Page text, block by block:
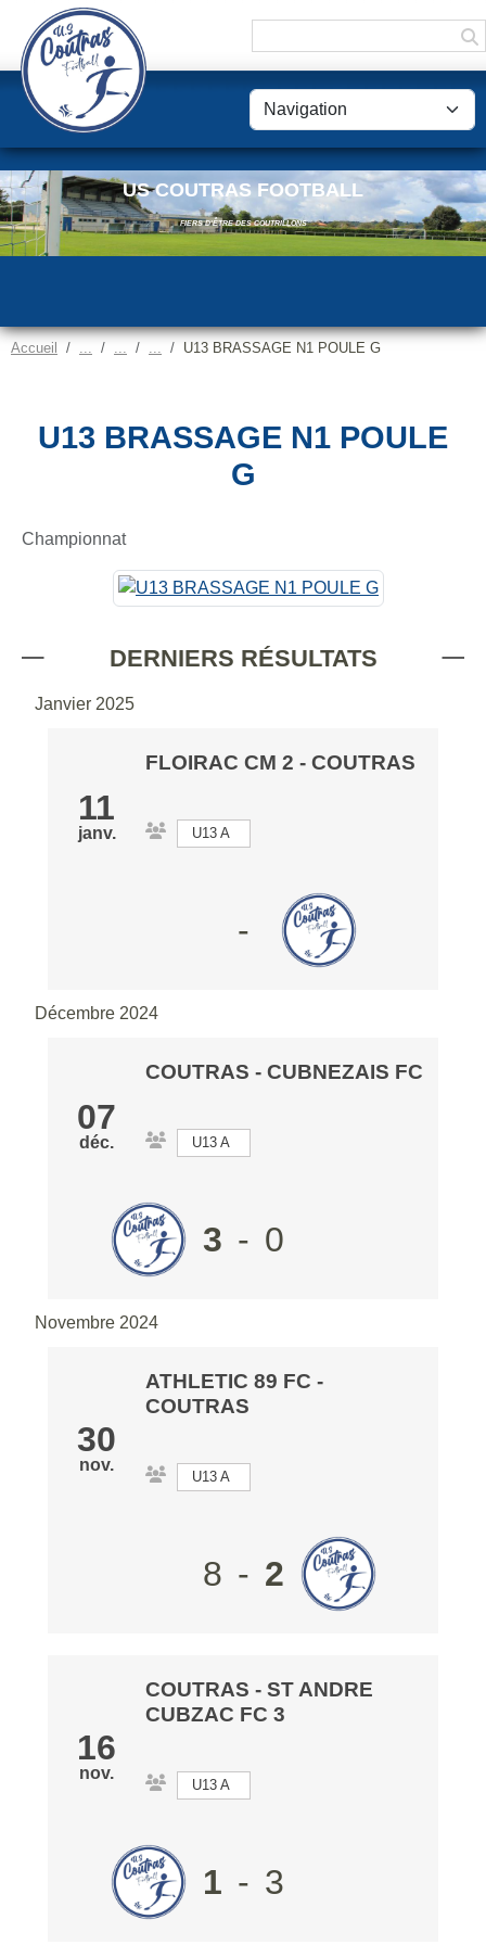
US COUTRAS FOOTBALL
FIERS D'ÊTRE DES COUTRILLONS
Accueil U13 BRASSAGE N1 POULE G
U13 BRASSAGE N1 POULE
G
Championnat
DERNIERS RÉSULTATS
Janvier 2025
11
janv.
FLOIRAC CM 2 - COUTRAS
U13 A
-
Décembre 2024
07
déc.
COUTRAS - CUBNEZAIS FC
U13 A
3 - 0
Novembre 2024
30
nov.
ATHLETIC 89 FC -
COUTRAS
U13 A
8 - 2
16
nov.
COUTRAS - ST ANDRE
CUBZAC FC 3
U13 A
1 - 3
Panneau de gestion des cookies